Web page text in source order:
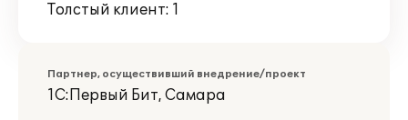
Толстый клиент: 1
Партнер, осуществивший внедрение/проект
1С:Первый Бит, Самара